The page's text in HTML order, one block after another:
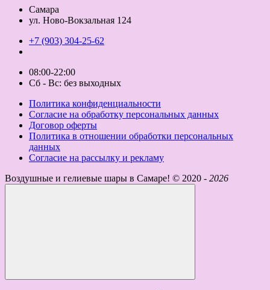
Самара
ул. Ново-Вокзальная 124
+7 (903) 304-25-62
08:00-22:00
Сб - Вс: без выходных
Политика конфиденциальности
Согласие на обработку персональных данных
Договор оферты
Политика в отношении обработки персональных
данных
Согласие на рассылку и рекламу
Воздушные и гелиевые шары в Самаре! © 2020 - 2026